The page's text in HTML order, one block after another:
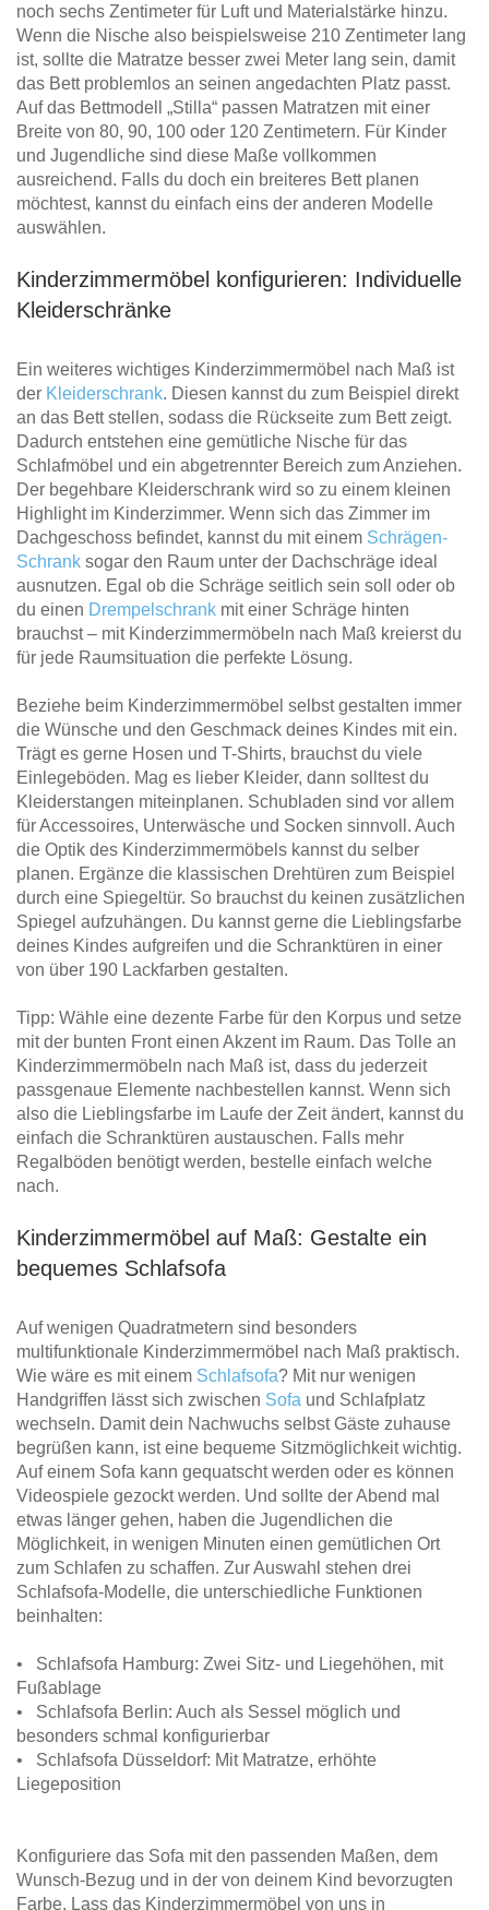
noch sechs Zentimeter für Luft und Materialstärke hinzu.
Wenn die Nische also beispielsweise 210 Zentimeter lang
ist, sollte die Matratze besser zwei Meter lang sein, damit
das Bett problemlos an seinen angedachten Platz passt.
Auf das Bettmodell „Stilla“ passen Matratzen mit einer
Breite von 80, 90, 100 oder 120 Zentimetern. Für Kinder
und Jugendliche sind diese Maße vollkommen
ausreichend. Falls du doch ein breiteres Bett planen
möchtest, kannst du einfach eins der anderen Modelle
auswählen.
Kinderzimmermöbel konfigurieren: Individuelle
Kleiderschränke
Ein weiteres wichtiges Kinderzimmermöbel nach Maß ist
der Kleiderschrank. Diesen kannst du zum Beispiel direkt
an das Bett stellen, sodass die Rückseite zum Bett zeigt.
Dadurch entstehen eine gemütliche Nische für das
Schlafmöbel und ein abgetrennter Bereich zum Anziehen.
Der begehbare Kleiderschrank wird so zu einem kleinen
Highlight im Kinderzimmer. Wenn sich das Zimmer im
Dachgeschoss befindet, kannst du mit einem Schrägen-
Schrank sogar den Raum unter der Dachschräge ideal
ausnutzen. Egal ob die Schräge seitlich sein soll oder ob
du einen Drempelschrank mit einer Schräge hinten
brauchst – mit Kinderzimmermöbeln nach Maß kreierst du
für jede Raumsituation die perfekte Lösung.
Beziehe beim Kinderzimmermöbel selbst gestalten immer
die Wünsche und den Geschmack deines Kindes mit ein.
Trägt es gerne Hosen und T-Shirts, brauchst du viele
Einlegeböden. Mag es lieber Kleider, dann solltest du
Kleiderstangen miteinplanen. Schubladen sind vor allem
für Accessoires, Unterwäsche und Socken sinnvoll. Auch
die Optik des Kinderzimmermöbels kannst du selber
planen. Ergänze die klassischen Drehtüren zum Beispiel
durch eine Spiegeltür. So brauchst du keinen zusätzlichen
Spiegel aufzuhängen. Du kannst gerne die Lieblingsfarbe
deines Kindes aufgreifen und die Schranktüren in einer
von über 190 Lackfarben gestalten.
Tipp: Wähle eine dezente Farbe für den Korpus und setze
mit der bunten Front einen Akzent im Raum. Das Tolle an
Kinderzimmermöbeln nach Maß ist, dass du jederzeit
passgenaue Elemente nachbestellen kannst. Wenn sich
also die Lieblingsfarbe im Laufe der Zeit ändert, kannst du
einfach die Schranktüren austauschen. Falls mehr
Regalböden benötigt werden, bestelle einfach welche
nach.
Kinderzimmermöbel auf Maß: Gestalte ein
bequemes Schlafsofa
Auf wenigen Quadratmetern sind besonders
multifunktionale Kinderzimmermöbel nach Maß praktisch.
Wie wäre es mit einem Schlafsofa? Mit nur wenigen
Handgriffen lässt sich zwischen Sofa und Schlafplatz
wechseln. Damit dein Nachwuchs selbst Gäste zuhause
begrüßen kann, ist eine bequeme Sitzmöglichkeit wichtig.
Auf einem Sofa kann gequatscht werden oder es können
Videospiele gezockt werden. Und sollte der Abend mal
etwas länger gehen, haben die Jugendlichen die
Möglichkeit, in wenigen Minuten einen gemütlichen Ort
zum Schlafen zu schaffen. Zur Auswahl stehen drei
Schlafsofa-Modelle, die unterschiedliche Funktionen
beinhalten:
• Schlafsofa Hamburg: Zwei Sitz- und Liegehöhen, mit
Fußablage
• Schlafsofa Berlin: Auch als Sessel möglich und
besonders schmal konfigurierbar
• Schlafsofa Düsseldorf: Mit Matratze, erhöhte
Liegeposition
Konfiguriere das Sofa mit den passenden Maßen, dem
Wunsch-Bezug und in der von deinem Kind bevorzugten
Farbe. Lass das Kinderzimmermöbel von uns in